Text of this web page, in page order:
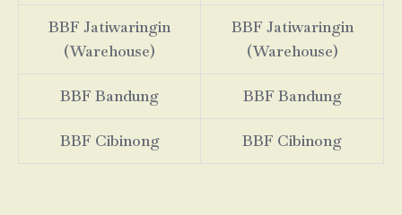
BBF Jatiwaringin
(Warehouse)
BBF Jatiwaringin
(Warehouse)
BBF Bandung BBF Bandung
BBF Cibinong BBF Cibinong